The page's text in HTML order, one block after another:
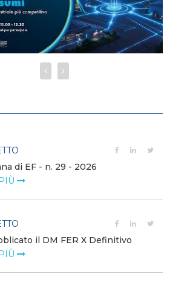
di EF - n. 29 - 2026
il DM FER X Definitivo